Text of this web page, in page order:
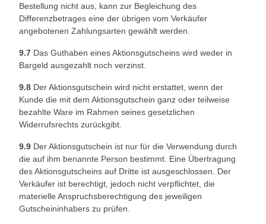
Bestellung nicht aus, kann zur Begleichung des
Differenzbetrages eine der übrigen vom Verkäufer
angebotenen Zahlungsarten gewählt werden.
9.7 Das Guthaben eines Aktionsgutscheins wird weder in
Bargeld ausgezahlt noch verzinst.
9.8 Der Aktionsgutschein wird nicht erstattet, wenn der
Kunde die mit dem Aktionsgutschein ganz oder teilweise
bezahlte Ware im Rahmen seines gesetzlichen
Widerrufsrechts zurückgibt.
9.9 Der Aktionsgutschein ist nur für die Verwendung durch
die auf ihm benannte Person bestimmt. Eine Übertragung
des Aktionsgutscheins auf Dritte ist ausgeschlossen. Der
Verkäufer ist berechtigt, jedoch nicht verpflichtet, die
materielle Anspruchsberechtigung des jeweiligen
Gutscheininhabers zu prüfen.